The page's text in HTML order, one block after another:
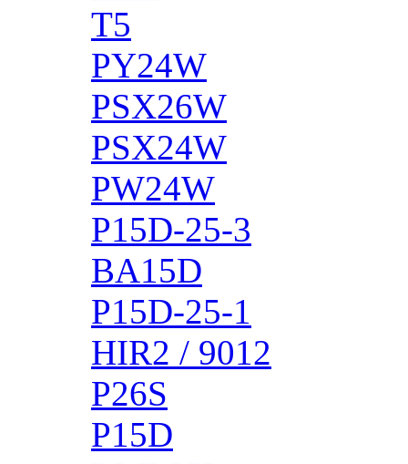
T5
PY24W
PSX26W
PSX24W
PW24W
P15D-25-3
BA15D
P15D-25-1
HIR2 / 9012
P26S
P15D